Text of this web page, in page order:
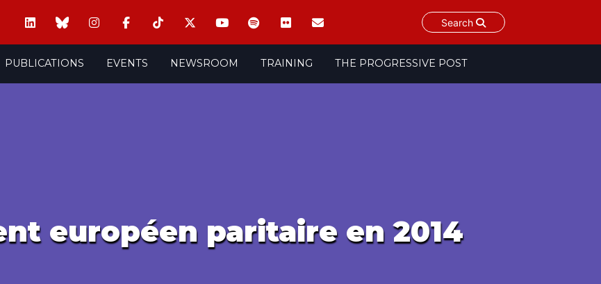
Search
PUBLICATIONS EVENTS NEWSROOM TRAINING THE PROGRESSIVE POST
européen paritaire en 2014